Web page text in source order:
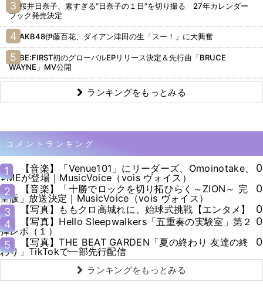
桜井日奈子、素すぎる“日奈子の１日”を切り撮る 27年カレンダー
ブック発売決定
AKB48伊藤百花、ダイアン津田の生「スー！」に大興奮
BE:FIRST初のグローバルEPリリース決定＆先行曲「BRUCE
WAYNE」MV公開
ランキングをもっとみる
コメントランキング
1
【音楽】「Venue101」にリーダーズ、Omoinotake、
≠MEが登場｜MusicVoice（vois ヴォイス）
0
2
【音楽】「十勝でロックを切り拓ひらく～ZION～ 完
全版」放送決定｜MusicVoice（vois ヴォイス）
0
3
【写真】ももクロ高城れに、始球式挑戦【エンタメ】
0
4
【写真】Hello Sleepwalkers「五重奏の実験室」第２
弾レポ（１）
0
5
【写真】THE BEAT GARDEN「夏の終わり 友達の終
わり」TikTokで一部先行配信
0
ランキングをもっとみる